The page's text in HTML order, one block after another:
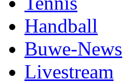
Handball
Buwe-News
Livestream